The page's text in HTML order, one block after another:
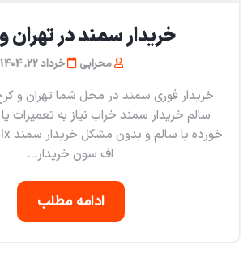
خریدار سمند در تهران
محرابی خرداد 22, 1404
خریدار فوری سمند در محل شما تهران و
سالم خریدار سمند خراب نیاز به تعمیرات
اف سون خریدار...
ادامه مطلب